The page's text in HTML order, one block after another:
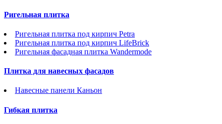
Ригельная плитка
Ригельная плитка под кирпич Petra
Ригельная плитка под кирпич LifeBrick
Ригельная фасадная плитка Wandermode
Плитка для навесных фасадов
Навесные панели Каньон
Гибкая плитка